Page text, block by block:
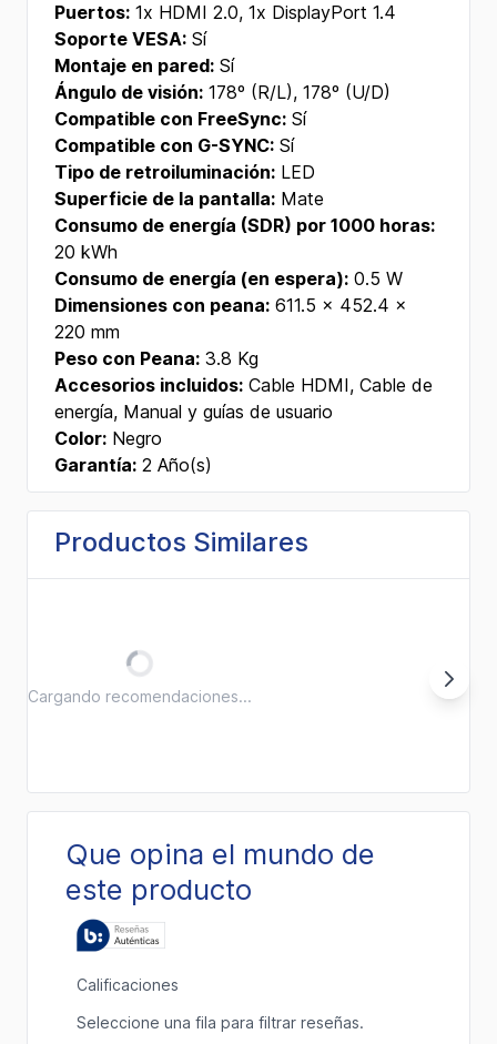
Puertos: 1x HDMI 2.0, 1x DisplayPort 1.4
Soporte VESA: Sí
Montaje en pared: Sí
Ángulo de visión: 178º (R/L), 178º (U/D)
Compatible con FreeSync: Sí
Compatible con G-SYNC: Sí
Tipo de retroiluminación: LED
Superficie de la pantalla: Mate
Consumo de energía (SDR) por 1000 horas:
20 kWh
Consumo de energía (en espera): 0.5 W
Dimensiones con peana: 611.5 x 452.4 x
220 mm
Peso con Peana: 3.8 Kg
Accesorios incluidos: Cable HDMI, Cable de
energía, Manual y guías de usuario
Color: Negro
Garantía: 2 Año(s)
Productos Similares
Cargando recomendaciones...